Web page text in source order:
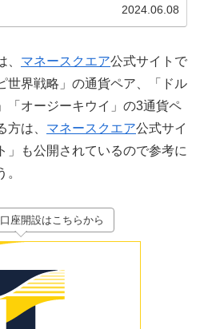
2024.06.08
マネースクエア公式サイトで
世界戦略」の通貨ペア、「ドル
「オージーキウイ」の3通貨ペ
は、 マネースクエア公式サイ
」も公開されているので参考に
座開設はこちらから